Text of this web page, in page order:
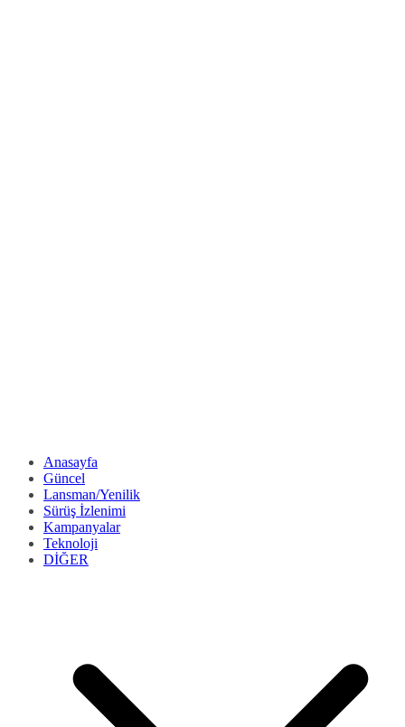
Anasayfa
Güncel
Lansman/Yenilik
Sürüş İzlenimi
Kampanyalar
Teknoloji
DİĞER